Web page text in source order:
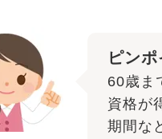
ピン
60歳ま
資格が
期間な